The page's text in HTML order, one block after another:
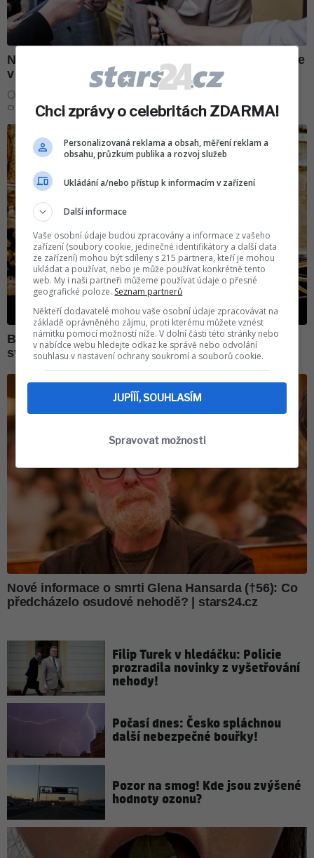
Filip Turek v hledáčku: Policie
prozradila novinky z vyšetřování
nehody!
Počasí dnes: Česko spláchnou
další nebezpečné bouřky!
Pozor na smog! Kde jsou zvýšené
hodnoty ozonu?
Chci zprávy o celebritách ZDARMA!
Personalizovaná reklama a obsah, měření reklam a
obsahu, průzkum publika a rozvoj služeb
Ukládání a/nebo přístup k informacím v zařízení
Další informace
Vaše osobní údaje budou zpracovány a informace z vašeho
zařízení (soubory cookie, jedinečné identifikátory a další data
ze zařízení) mohou být sdíleny s 215 partnera, kteří je mohou
ukládat a používat, nebo je může používat konkrétně tento
web. My i naši partneři můžeme používat údaje o přesné
geografické poloze. Seznam partnerů
Někteří dodavatelé mohou vaše osobní údaje zpracovávat na
základě oprávněného zájmu, proti kterému můžete vznést
námitku pomocí možností níže. V dolní části této stránky nebo
v nabídce webu hledejte odkaz ke správě nebo odvolání
souhlasu v nastavení ochrany soukromí a souborů cookie.
JUPÍÍÍ, SOUHLASÍM
Spravovat možnosti